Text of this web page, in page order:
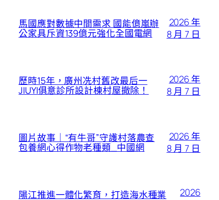
馬國應對數據中間需求 國能億嵐辦
公家具斥資139億元強化全國電網
2026 年
8 月 7 日
歷時15年，廣州冼村舊改最后一
JIUYI俱意診所設計棟村屋撤除！
2026 年
8 月 7 日
圖片故事｜“有牛哥”守護村落農查
包養網心得作物老種類_中國網
2026 年
8 月 7 日
陽江推進一體化繁育，打造海水種業
2026